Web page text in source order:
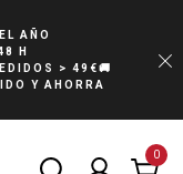
AÑO
H
> 49€🚚
Y AHORRA
0